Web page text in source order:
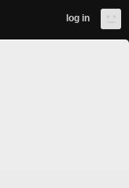
log in